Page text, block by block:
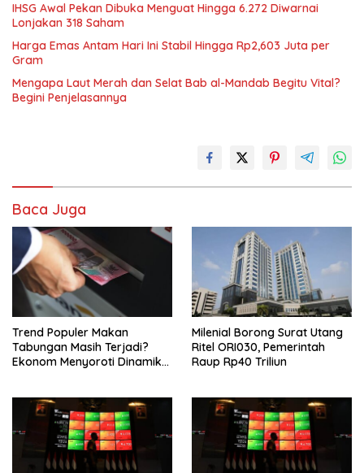
IHSG Awal Pekan Dibuka Menguat Hingga 6.272 Diwarnai
Lonjakan 318 Saham
Harga Emas Antam Hari Ini Stabil Hingga Rp2,603 Juta per
Gram
Mengapa Laut Merah dan Selat Bab al-Mandab Begitu Vital?
Begini Penjelasannya
Baca Juga
Trend Populer Makan
Tabungan Masih Terjadi?
Ekonom Menyoroti Dinamika
Milenial Borong Surat Utang
Ritel ORI030, Pemerintah
Raup Rp40 Triliun